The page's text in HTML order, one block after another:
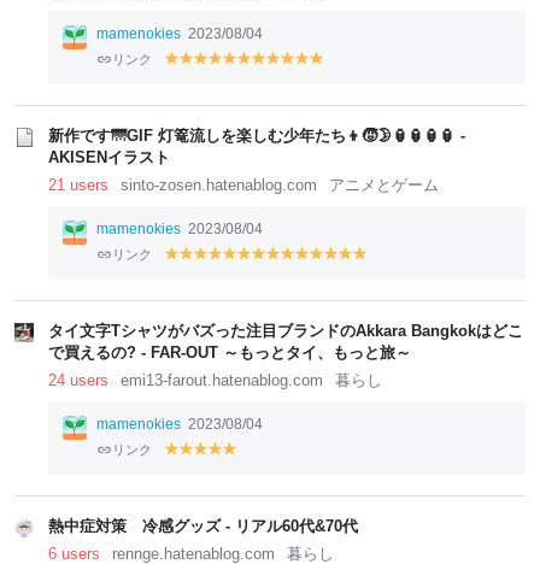
mamenokies 2023/08/04
リンク
y
lo
w
y
lo
w
y
lo
w
y
lo
w
y
lo
w
y
lo
w
y
lo
w
y
lo
w
y
lo
w
y
lo
w
lo
w
新作です🌁GIF 灯篭流しを楽しむ少年たち👦🧒🌛🏮🏮🏮🏮 -
AKISENイラスト
21 users
sinto-zosen.hatenablog.com アニメとゲーム
mamenokies 2023/08/04
リンク
y
lo
w
y
lo
w
y
lo
w
y
lo
w
y
lo
y
lo
w
y
lo
w
y
lo
w
y
lo
w
y
lo
w
y
lo
w
y
lo
w
y
lo
w
lo
w
タイ文字Tシャツがバズった注目ブランドのAkkara Bangkokはどこ
で買えるの? - FAR-OUT ～もっとタイ、もっと旅～
24 users
emi13-farout.hatenablog.com 暮らし
mamenokies 2023/08/04
リンク
y
lo
w
y
lo
w
y
lo
y
lo
w
lo
熱中症対策 冷感グッズ - リアル60代&70代
6 users
rennge.hatenablog.com 暮らし